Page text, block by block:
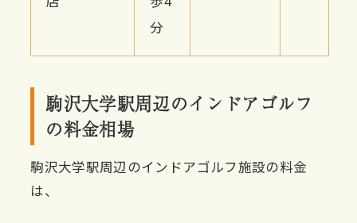
分
駒沢大学駅周辺のインドアゴルフ
の料金相場
駒沢大学駅周辺のインドアゴルフ施設の料金
は、